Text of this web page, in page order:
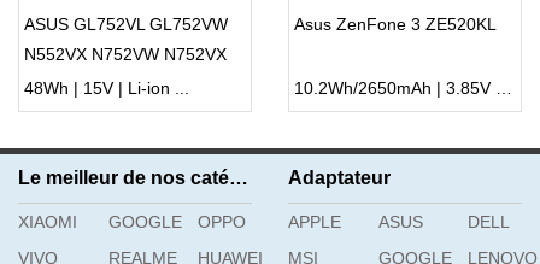
ASUS GL752VL GL752VW
N552VX N752VW N752VX
48Wh | 15V | Li-ion ...
Asus ZenFone 3 ZE520KL
10.2Wh/2650mAh | 3.85V | Li-ion ...
Le meilleur de nos catégories
XIAOMI GOOGLE
OPPO
VIVO
REALME
HUAWEI
Adaptateur
APPLE ASUS
DELL
MSI
GOOGLE
LENOVO